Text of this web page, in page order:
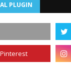
PLUGIN